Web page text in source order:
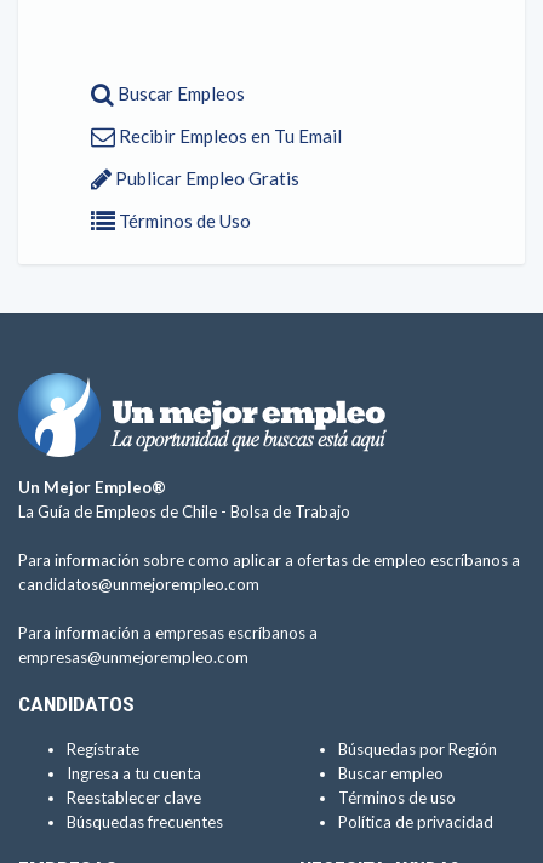
Buscar Empleos
Recibir Empleos en Tu Email
Publicar Empleo Gratis
Términos de Uso
Un Mejor Empleo®
La Guía de Empleos de Chile - Bolsa de Trabajo
Para información sobre como aplicar a ofertas de empleo escríbanos a
candidatos@unmejorempleo.com
Para información a empresas escríbanos a
empresas@unmejorempleo.com
CANDIDATOS
Regístrate
Ingresa a tu cuenta
Reestablecer clave
Búsquedas frecuentes
Búsquedas por Región
Buscar empleo
Términos de uso
Política de privacidad